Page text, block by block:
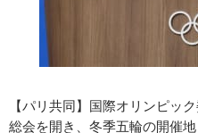
【パリ共同】国際オリンピッ
総会を開き、冬季五輪の開催